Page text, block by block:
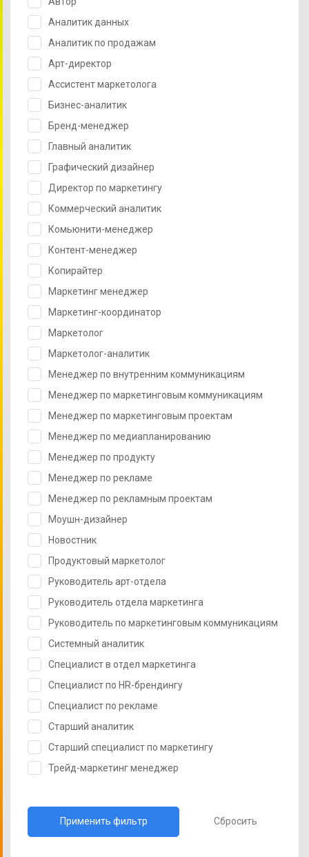
Аналитик данных
Аналитик по продажам
Арт-директор
Ассистент маркетолога
Бизнес-аналитик
Бренд-менеджер
Главный аналитик
Графический дизайнер
Директор по маркетингу
Коммерческий аналитик
Комьюнити-менеджер
Контент-менеджер
Копирайтер
Маркетинг менеджер
Маркетинг-координатор
Маркетолог
Маркетолог-аналитик
Менеджер по внутренним коммуникациям
Менеджер по маркетинговым коммуникациям
Менеджер по маркетинговым проектам
Менеджер по медиапланированию
Менеджер по продукту
Менеджер по рекламе
Менеджер по рекламным проектам
Моушн-дизайнер
Новостник
Продуктовый маркетолог
Руководитель арт-отдела
Руководитель отдела маркетинга
Руководитель по маркетинговым коммуникациям
Системный аналитик
Специалист в отдел маркетинга
Специалист по HR-брендингу
Специалист по рекламе
Старший аналитик
Старший специалист по маркетингу
Трейд-маркетинг менеджер
Сбросить